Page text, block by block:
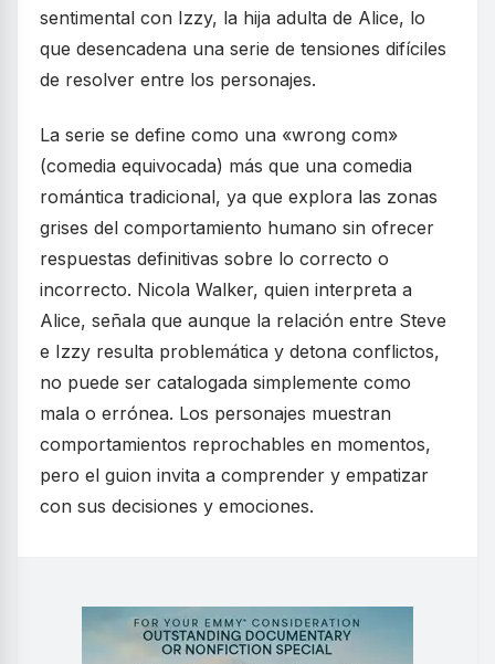
sentimental con Izzy, la hija adulta de Alice, lo
que desencadena una serie de tensiones difíciles
de resolver entre los personajes.
La serie se define como una «wrong com»
(comedia equivocada) más que una comedia
romántica tradicional, ya que explora las zonas
grises del comportamiento humano sin ofrecer
respuestas definitivas sobre lo correcto o
incorrecto. Nicola Walker, quien interpreta a
Alice, señala que aunque la relación entre Steve
e Izzy resulta problemática y detona conflictos,
no puede ser catalogada simplemente como
mala o errónea. Los personajes muestran
comportamientos reprochables en momentos,
pero el guion invita a comprender y empatizar
con sus decisiones y emociones.